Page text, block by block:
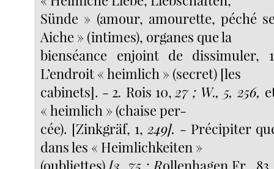
Sünde » (amour, amourette, péché
Aiche » (intimes), organes que la
bienséance enjoint de dissimuler,
L’endroit « heimlich » (secret) [les
cabinets]. - 2. Rois 10,27 ; W., 5, 256,
« heimlich » (chaise per-
cée). [Zinkgräf, 1,249]. - Précipiter
dans les « Heimlichkeiten »
(oubliettes)[3, 75 ; Rollenhagen Fr.,